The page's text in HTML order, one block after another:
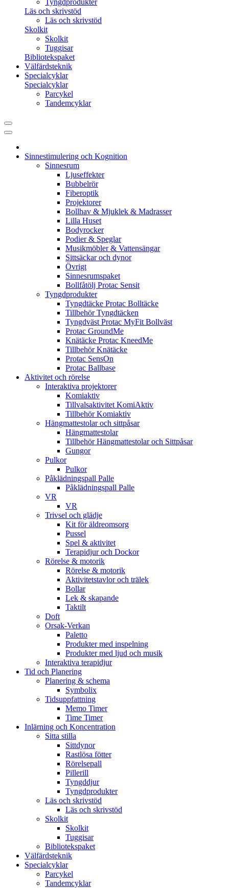
Läs och skrivstöd
Läs och skrivstöd
Skolkit
Skolkit
Tuggisar
Bibliotekspaket
Välfärdsteknik
Specialcyklar
Specialcyklar
Parcykel
Tandemcyklar
Sinnestimulering och Kognition
Sinnesrum
Ljuseffekter
Bubbelrör
Fiberoptik
Projektorer
Bollhav & Mjuklek & Madrasser
Lilla Huset
Bodyrocker
Podier & Speglar
Musikmöbler & Vattensängar
Sittsäckar och dynor
Övrigt
Sinnesrumspaket
Bollfåtölj Protac Sensit
Tyngdprodukter
Tyngdtäcke Protac Bolltäcke
Tillbehör Tyngdtäcken
Tyngdväst Protac MyFit Bollväst
Protac GroundMe
Knätäcke Protac KneedMe
Tillbehör Knätäcke
Protac SensOn
Protac Ballbase
Aktivitet och rörelse
Interaktiva projektorer
Komiaktiv
Tillvalsaktivitet KomiAktiv
Tillbehör Komiaktiv
Hängmattestolar och sittpåsar
Hängmattestolar
Tillbehör Hängmattestolar och Sittpåsar
Gungor
Pulkor
Pulkor
Påklädningspall Palle
Påklädningspall Palle
VR
VR
Trivsel och glädje
Kit för äldreomsorg
Pussel
Spel & aktivitet
Terapidjur och Dockor
Rörelse & motorik
Rörelse & motorik
Aktivitetstavlor och trälek
Bollar
Lek & skapande
Taktilt
Doft
Orsak-Verkan
Paletto
Produkter med inspelning
Produkter med ljud och musik
Interaktiva terapidjur
Tid och Planering
Planering & schema
Symbolix
Tidsuppfattning
Memo Timer
Time Timer
Inlärning och Koncentration
Sitta stilla
Sittdynor
Rastlösa fötter
Rörelsepall
Pillerill
Tyngddjur
Tyngdprodukter
Läs och skrivstöd
Läs och skrivstöd
Skolkit
Skolkit
Tuggisar
Bibliotekspaket
Välfärdsteknik
Specialcyklar
Parcykel
Tandemcyklar